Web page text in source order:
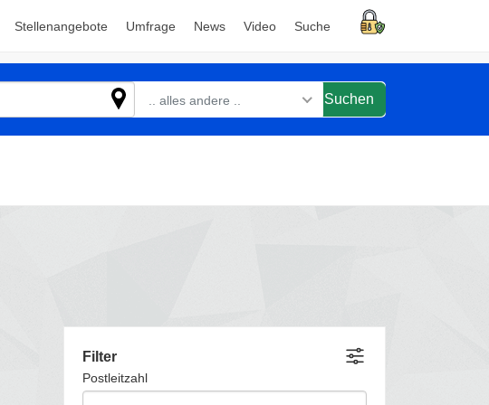
.. alles andere .. Suchen
Filter
Postleitzahl
Stellenangebote Umfrage News Video Suche